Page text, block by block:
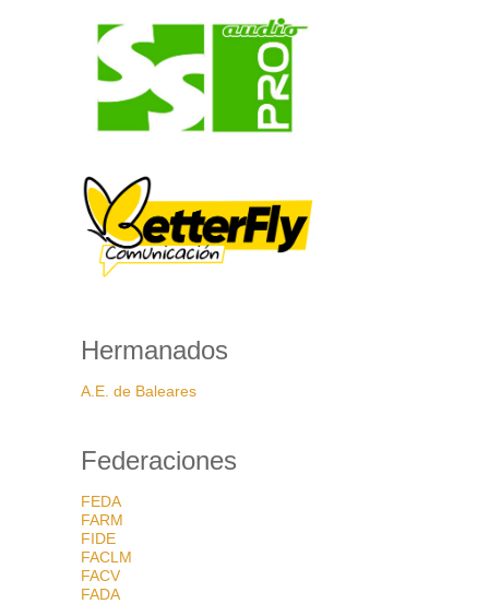
Hermanados
A.E. de Baleares
Federaciones
FEDA
FARM
FIDE
FACLM
FACV
FADA